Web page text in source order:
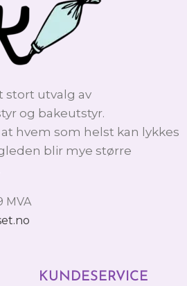
stort utvalg av
og bakeutstyr.
hvem som helst kan lykkes
blir mye større
MVA
KUNDESERVICE